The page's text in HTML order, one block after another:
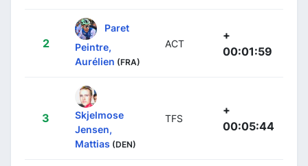
2
Paret
Peintre,
Aurélien (FRA)
ACT
+
00:01:59
3
Skjelmose
Jensen,
Mattias (DEN)
TFS
+
00:05:44